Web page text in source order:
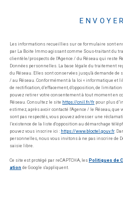
ENVOYER
Les informations recueillies sur ce formulaire sont
par La Boite Immo agissant comme Sous-traitant du
clientèle/prospects de l'Agence / du Réseau qui reste
Données personnelles. La base légale du traitement
du Réseau. Elles sont conservées jusqu'à demande de
/ au Réseau. Conformément à la loi « informatique et
de rectification, d’effacement, d’opposition, de
pouvez retirer votre consentement à tout moment en
Réseau. Consultez le site https://cnil.fr/fr pour plus
estimez, après avoir contacté l'Agence / le Réseau, que
sont pas respectés, vous pouvez adresser une
l’existence de la liste d'opposition au démarchage
pouvez vous inscrire ici : https://www.bloctel.gouv.fr.
personnelles, nous vous invitons à ne pas inscrire de
saisie libre.
Ce site est protégé par reCAPTCHA, les Politiques de
ation de Google s'appliquent.